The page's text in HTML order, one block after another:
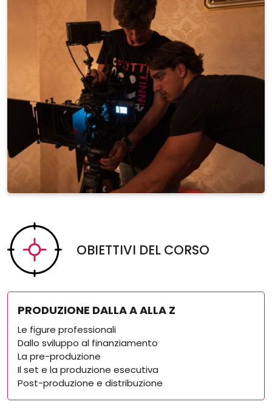
OBIETTIVI DEL CORSO
PRODUZIONE DALLA A ALLA Z
Le figure professionali
Dallo sviluppo al finanziamento
La pre-produzione
Il set e la produzione esecutiva
Post-produzione e distribuzione